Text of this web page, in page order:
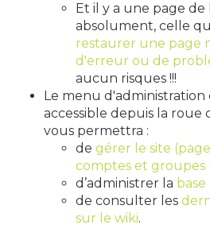
Et il y a une page de
absolument, celle
restaurer une page
d'erreur ou de
aucun risques !!!
Le menu
accessible depuis la roue
vous permettra :
de gérer le site
comptes et groupes
d’administrer la
de consulter les
sur le wiki.